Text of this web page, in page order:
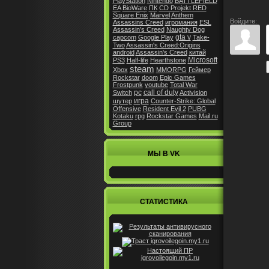
EA BioWare ПК CD Projekt RED
Square Enix Marvel Anthem
Assassins Creed игромания ESL
Assassin’s Creed Naughty Dog
capcom Google Play gta v Take-
Two Assassin's Creed:Origins
android Assassin's Creed китай
PS3 Half-life Hearthstone Microsoft
Xbox steam MMORPG Геймер
Rockstar doom Epic Games
Frostpunk youtube Total War
Switch pc call of duty Activision
шутер игра Counter-Strike: Global
Offensive Resident Evil 2 PUBG
Kotaku rpg Rockstar Games Mail.ru
Group
МЫ В VK
СТАТИСТИКА
Войдите: